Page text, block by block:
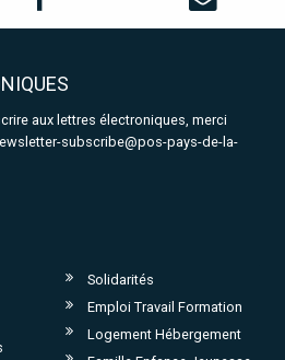
aux lettres électroniques, merci
subscribe@pos-pays-de-la-
Solidarités
Emploi Travail Formation
Logement Hébergement